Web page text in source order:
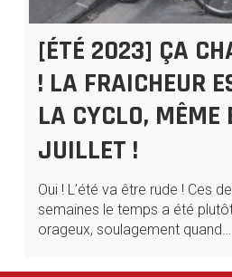
[ÉTÉ 2023] ÇA
! LA FRAICHEUR
LA CYCLO, MÊME
JUILLET !
Oui ! L’été va être rude ! Ces
semaines le temps a été
orageux, soulagement quand…